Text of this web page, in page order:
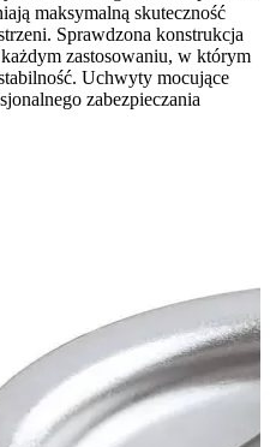
maksymalną skuteczność
Sprawdzona konstrukcja
zastosowaniu, w którym
Uchwyty mocujące
zabezpieczania